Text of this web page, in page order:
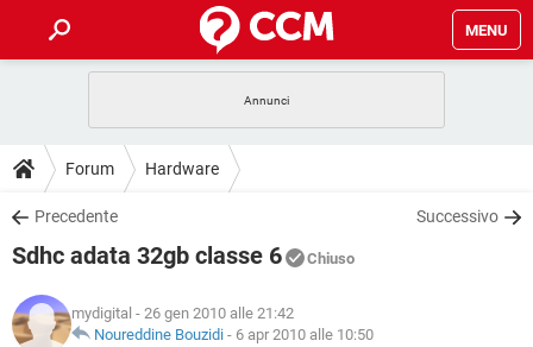
MENU
INTRATTENIMENTO
iOS
INSTAGRAM WHATSAPP
TIKTOK
HARDWARE
GUIDE
COVID-19
INSTAGRAM WHATSAPP
DOWNLOAD
COVID-19 GAMING
INTRATTENIMENTO
iOS WINDOWS 10
COVID-19 GAMING
GLOSSARIO
Forum Hardware
Precedente Successivo
Sdhc adata 32gb classe 6 Chiuso
mydigital - 26 gen 2010 alle 21:42
Noureddine Bouzidi - 6 apr 2010 alle 10:50